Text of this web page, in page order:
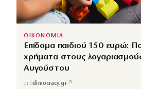
ΟΙΚΟΝΟΜΙΑ
Επίδομα παιδιού 150 ευρώ:
χρήματα στους
Αυγούστου
απόdimocracy.gr↗